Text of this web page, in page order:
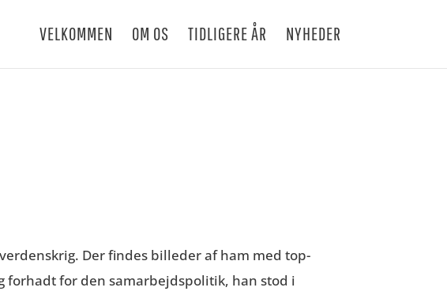
VELKOMMEN OM OS TIDLIGERE ÅR NYHEDER
Der findes billeder af ham med top-
forhadt for den samarbejdspolitik, han stod i